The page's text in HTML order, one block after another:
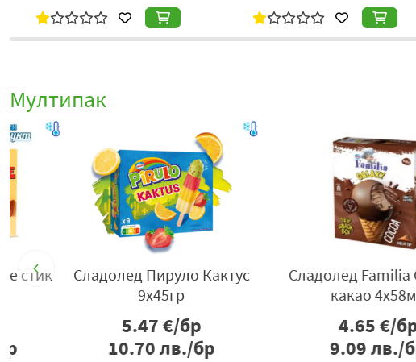
Мултипак
Сладолед Пируло Кактус
€/бр
лв./бр
Сладолед Familia Galaxy с
какао 4х58мл
€/бр
лв./бр